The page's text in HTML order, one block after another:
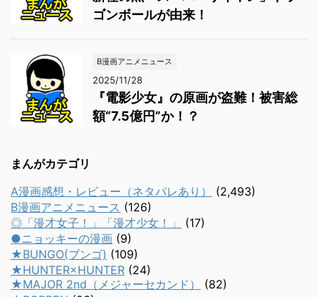
ゴンボールが由来！
B漫画アニメニュース
2025/11/28
『電影少女』の原画が盗難！被害総
額“7.5億円”か！？
まんがカテゴリ
A漫画感想・レビュー（ネタバレあり）
(2,493)
B漫画アニメニュース (126)
◎「漫才女子！」「漫才少女！」
(17)
●ニョッキーの漫画 (9)
★BUNGO(ブンゴ) (109)
★HUNTER×HUNTER (24)
★MAJOR 2nd（メジャーセカンド）
(82)